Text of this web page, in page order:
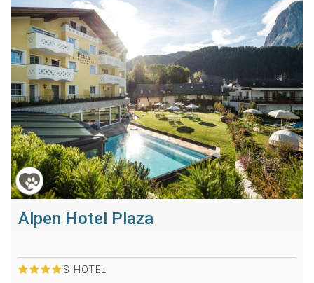
Alpen Hotel Plaza
S HOTEL